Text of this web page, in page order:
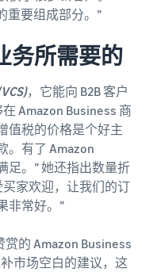
重要组成部分。”
务所需要的
，它能向 B2B 客户
Amazon Business 商
值税的价格是个好主
。有了 Amazon
足。” 她还指出数量折
买家欢迎，让我们的订
非常好。”
的 Amazon Business
市场空白的建议，这